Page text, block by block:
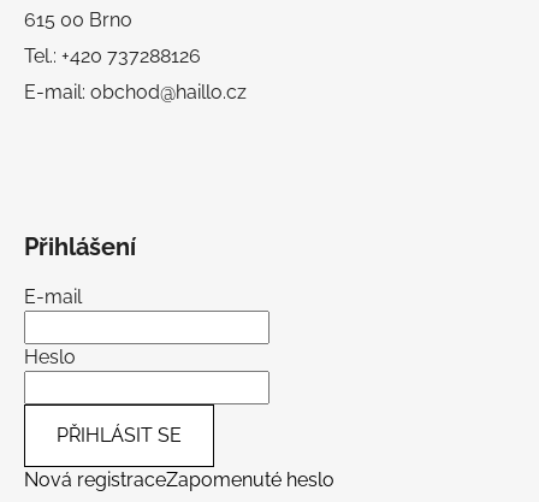
615 00 Brno
Tel.: +420 737288126
E-mail: obchod@haillo.cz
Přihlášení
E-mail
Heslo
PŘIHLÁSIT SE
Nová registraceZapomenuté heslo